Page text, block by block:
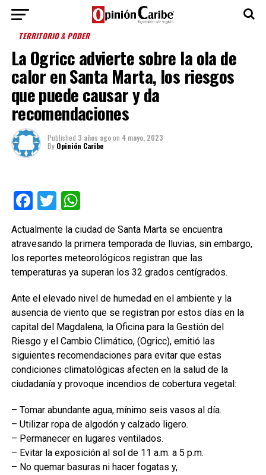
TERRITORIO & PODER
La Ogricc advierte sobre la ola de
calor en Santa Marta, los riesgos
que puede causar y da
recomendaciones
Published 3 años agoon 4 mayo, 2023
By Opinión Caribe
Facebook
TwitterWhatsApp
Actualmente la ciudad de Santa Marta se encuentra
atravesando la primera temporada de lluvias, sin embargo,
los reportes meteorológicos registran que las
temperaturas ya superan los 32 grados centígrados.
Ante el elevado nivel de humedad en el ambiente y la
ausencia de viento que se registran por estos días en la
capital del Magdalena, la Oficina para la Gestión del
Riesgo y el Cambio Climático, (Ogricc), emitió las
siguientes recomendaciones para evitar que estas
condiciones climatológicas afecten en la salud de la
ciudadanía y provoque incendios de cobertura vegetal:
– Tomar abundante agua, mínimo seis vasos al día.
– Utilizar ropa de algodón y calzado ligero.
– Permanecer en lugares ventilados.
– Evitar la exposición al sol de 11 a.m. a 5 p.m.
– No quemar basuras ni hacer fogatas y,